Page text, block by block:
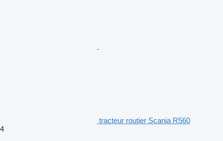
tracteur routier Scania R560
4